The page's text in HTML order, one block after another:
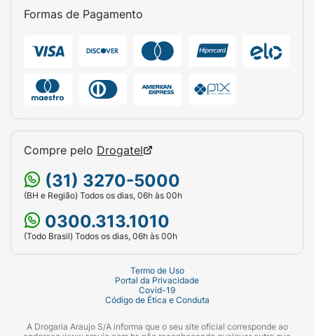
Formas de Pagamento
Compre pelo Drogatel
(31) 3270-5000
(BH e Região) Todos os dias, 06h às 00h
0300.313.1010
(Todo Brasil) Todos os dias, 06h às 00h
Termo de Uso
Portal da Privacidade
Covid-19
Código de Ética e Conduta
A Drogaria Araujo S/A informa que o seu site oficial corresponde ao